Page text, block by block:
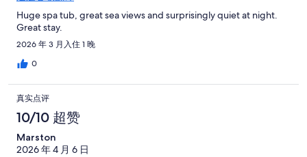
Huge spa tub, great sea views and surprisingly quiet at night.
Great stay.
2026 年 3 月入住 1 晚
0
真实点评
10/10 超赞
Marston
2026 年 4 月 6 日